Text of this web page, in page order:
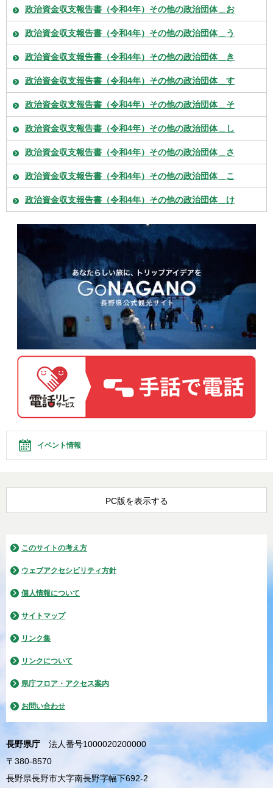
政治資金収支報告書（令和4年）その他の政治団体＿お
政治資金収支報告書（令和4年）その他の政治団体＿う
政治資金収支報告書（令和4年）その他の政治団体＿き
政治資金収支報告書（令和4年）その他の政治団体＿す
政治資金収支報告書（令和4年）その他の政治団体＿そ
政治資金収支報告書（令和4年）その他の政治団体＿し
政治資金収支報告書（令和4年）その他の政治団体＿さ
政治資金収支報告書（令和4年）その他の政治団体＿こ
政治資金収支報告書（令和4年）その他の政治団体＿け
イベント情報
PC版を表示する
このサイトの考え方
ウェブアクセシビリティ方針
個人情報について
サイトマップ
リンク集
リンクについて
県庁フロア・アクセス案内
お問い合わせ
長野県庁
法人番号1000020200000
〒380-8570
長野県長野市大字南長野字幅下692-2